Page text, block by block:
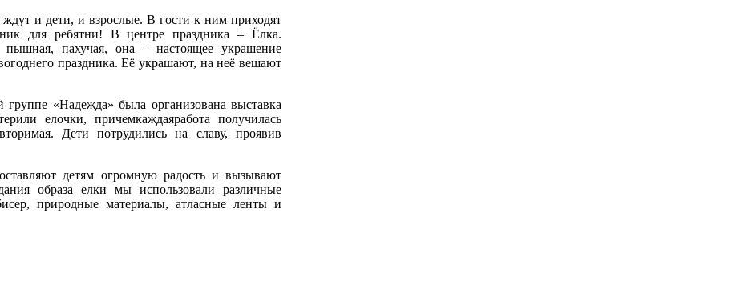
и дети, и взрослые. В гости к ним приходят
для ребятни! В центре праздника – Ёлка.
пахучая, она – настоящее украшение
праздника. Её украшают, на неё вешают
«Надежда» была организована выставка
елочки, причемкаждаяработа получилась
Дети потрудились на славу, проявив
детям огромную радость и вызывают
образа елки мы использовали различные
природные материалы, атласные ленты и